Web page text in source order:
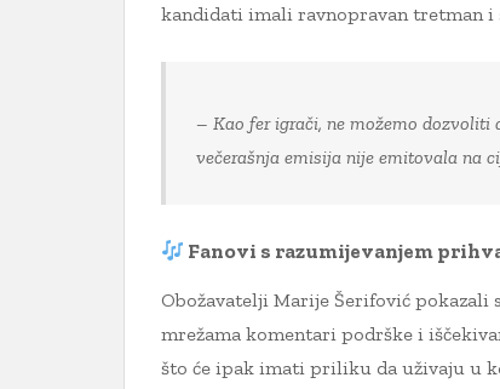
kandidati imali ravnopravan tretman
– Kao fer igrači, ne možemo dozvoliti
večerašnja emisija nije emitovala na
Fanovi s razumijevanjem
Obožavatelji Marije Šerifović
mrežama komentari podrške i
što će ipak imati priliku da uživaju u